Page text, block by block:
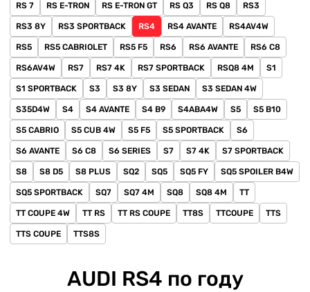
RS 7 RS E-TRON RS E-TRON GT RS Q3 RS Q8 RS3
RS3 8Y RS3 SPORTBACK RS4 RS4 AVANTE RS4AV4W
RS5 RS5 CABRIOLET RS5 F5 RS6 RS6 AVANTE RS6 C8
RS6AV4W RS7 RS7 4K RS7 SPORTBACK RSQ8 4M S1
S1 SPORTBACK S3 S3 8Y S3 SEDAN S3 SEDAN 4W
S35D4W S4 S4 AVANTE S4 B9 S4ABA4W S5 S5 B10
S5 CABRIO S5 CUB 4W S5 F5 S5 SPORTBACK S6
S6 AVANTE S6 C8 S6 SERIES S7 S7 4K S7 SPORTBACK
S8 S8 D5 S8 PLUS SQ2 SQ5 SQ5 FY SQ5 SPOILER B4W
SQ5 SPORTBACK SQ7 SQ7 4M SQ8 SQ8 4M TT
TT COUPE 4W TT RS TT RS COUPE TT8S TTCOUPE TTS
TTS COUPE TTS8S
AUDI RS4 по году